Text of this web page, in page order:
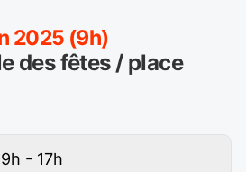
2025 (9h)
des fêtes / place
9h - 17h